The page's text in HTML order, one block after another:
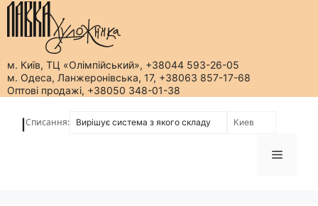
м. Київ, ТЦ «Олімпійський», +38044 593-26-05
м. Одеса, Ланжеронівська, 17, +38063 857-17-68
Оптові продажі, +38050 348-01-38
Списання:
Меню